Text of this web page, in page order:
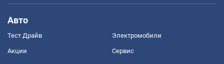
Авто
Тест Драйв Электромобили
Акции Сервис